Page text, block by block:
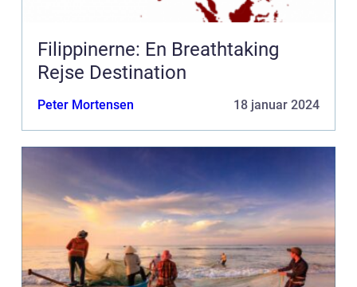
Filippinerne: En Breathtaking
Rejse Destination
Peter Mortensen 18 januar 2024